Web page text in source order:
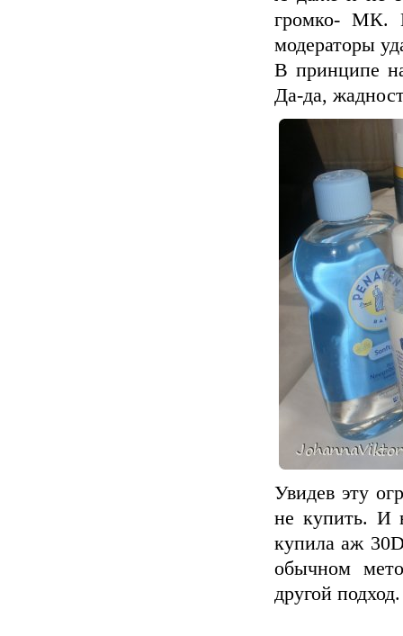
громко- МК.
модераторы
В принципе
Да-да,
Увидев эту
не купить. И
купила аж
обычном
другой